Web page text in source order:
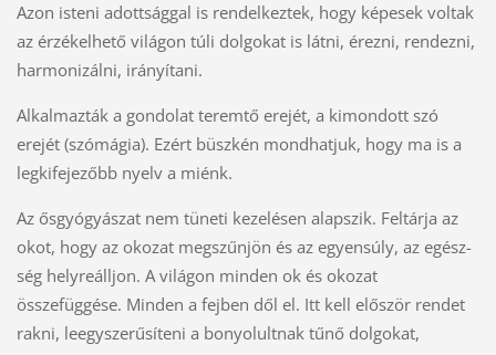
Azon isteni adottsággal is rendelkeztek, hogy képesek voltak
az érzékelhető világon túli dolgokat is látni, érezni, rendezni,
harmonizálni, irányítani.
Alkalmazták a gondolat teremtő erejét, a kimondott szó
erejét (szómágia). Ezért büszkén mondhatjuk, hogy ma is a
legkifejezőbb nyelv a miénk.
Az ősgyógyászat nem tüneti kezelésen alapszik. Feltárja az
okot, hogy az okozat megszűnjön és az egyensúly, az egész-
ség helyreálljon. A világon minden ok és okozat
összefüggése. Minden a fejben dől el. Itt kell először rendet
rakni, leegyszerűsíteni a bonyolultnak tűnő dolgokat,